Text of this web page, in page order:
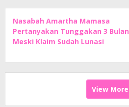
Nasabah Amartha Mamasa
Pertanyakan Tunggakan 3 Bulan
Meski Klaim Sudah Lunasi
View More